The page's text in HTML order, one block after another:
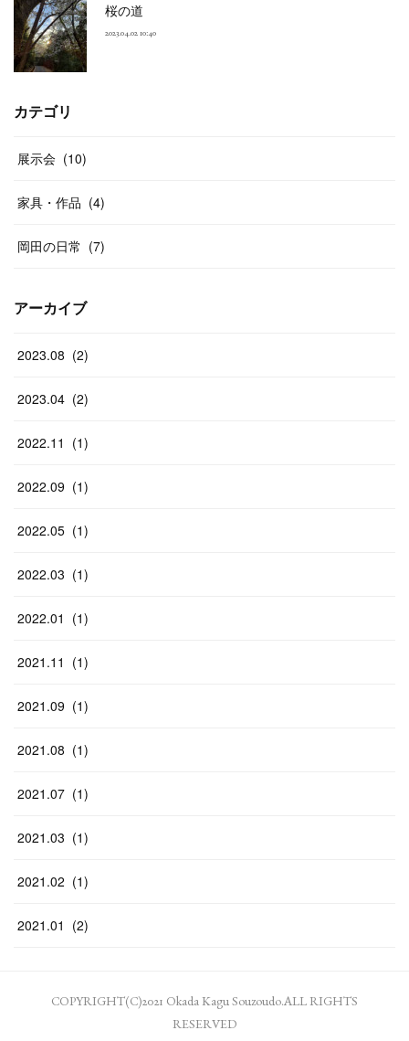
桜の道
2023.04.02 10:40
カテゴリ
展示会 (10)
家具・作品 (4)
岡田の日常 (7)
アーカイブ
2023.08 (2)
2023.04 (2)
2022.11 (1)
2022.09 (1)
2022.05 (1)
2022.03 (1)
2022.01 (1)
2021 .11 (1)
2021 .09 (1)
2021 .08 (1)
2021 .07 (1)
2021 .03 (1)
2021 .02 (1)
2021 .01 (2)
COPYRIGHT(C)2021 Okada Kagu Souzoudo.ALL RIGHTS
RESERVED